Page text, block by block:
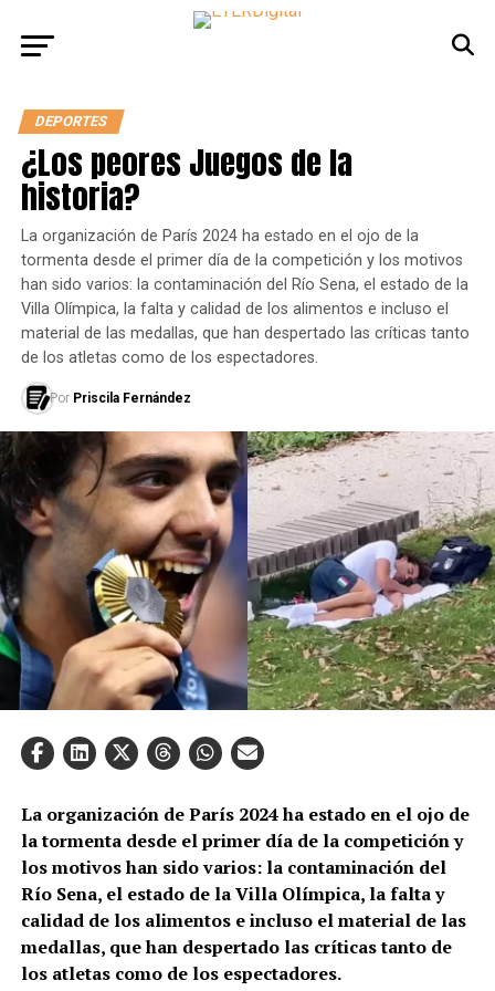
DEPORTES
¿Los peores Juegos de la
historia?
La organización de París 2024 ha estado en el ojo de la
tormenta desde el primer día de la competición y los motivos
han sido varios: la contaminación del Río Sena, el estado de la
Villa Olímpica, la falta y calidad de los alimentos e incluso el
material de las medallas, que han despertado las críticas tanto
de los atletas como de los espectadores.
Por Priscila Fernández
La organización de París 2024 ha estado en el ojo de
la tormenta desde el primer día de la competición y
los motivos han sido varios: la contaminación del
Río Sena, el estado de la Villa Olímpica, la falta y
calidad de los alimentos e incluso el material de las
medallas, que han despertado las críticas tanto de
los atletas como de los espectadores.